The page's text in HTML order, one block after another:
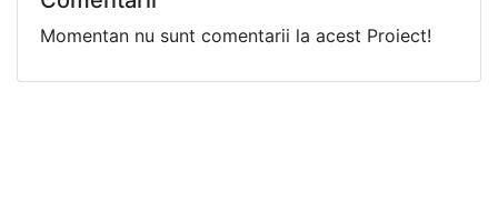
Momentan nu sunt comentarii la acest Proiect!